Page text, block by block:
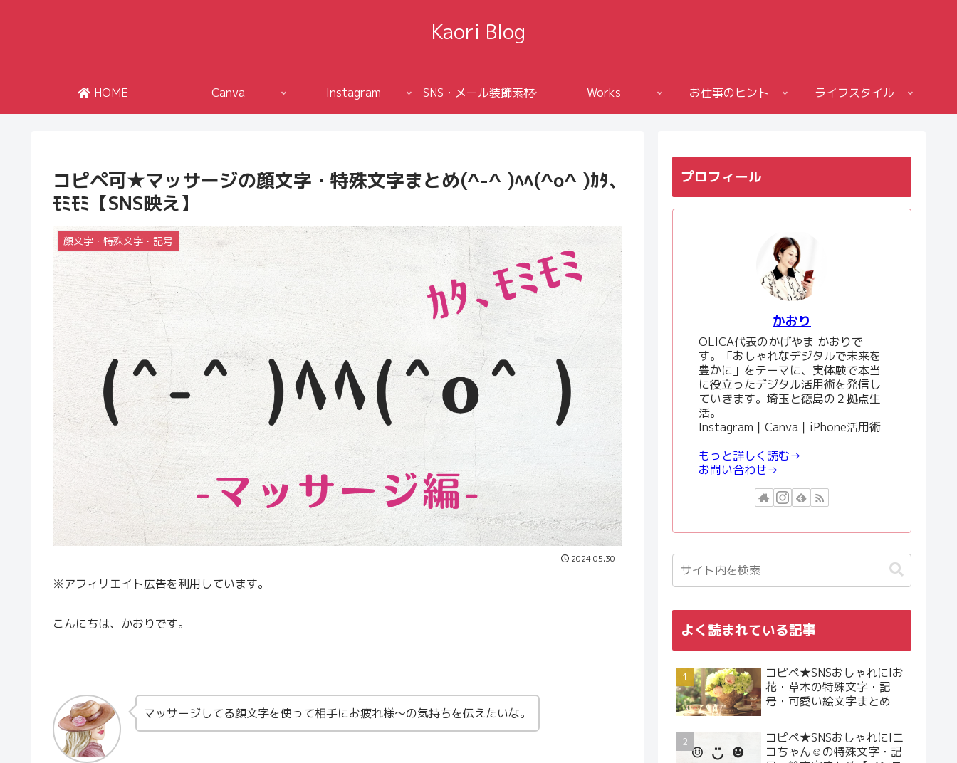
Kaori Blog
HOME Canva Instagram SNS・メール装飾素材 Works お仕事のヒント ライフスタイル
コピペ可★マッサージの顔文字・特殊文字まとめ(^-^ )ﾍﾍ(^o^ )ｶﾀ､
ﾓﾐﾓﾐ【SNS映え】
顔文字・特殊文字・記号
2024.05.30
※アフィリエイト広告を利用しています。
こんにちは、かおりです。
マッサージしてる顔文字を使って相手にお疲れ様〜の気持ちを伝えたいな。
プロフィール
かおり
OLICA代表のかげやま かおりで
す。「おしゃれなデジタルで未来を
豊かに」をテーマに、実体験で本当
に役立ったデジタル活用術を発信し
ていきます。埼玉と徳島の２拠点生
活。
Instagram｜Canva｜iPhone活用術
もっと詳しく読む→
お問い合わせ→
よく読まれている記事
コピペ★SNSおしゃれに!お
花・草木の特殊文字・記
号・可愛い絵文字まとめ
コピペ★SNSおしゃれに!ニ
コちゃん☺︎の特殊文字・記